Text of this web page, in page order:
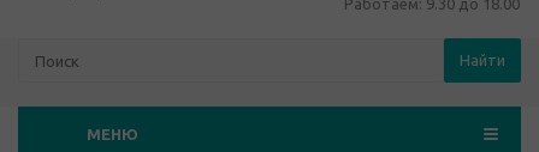
Работаем: 9.30 до 18.00
Найти
МЕНЮ